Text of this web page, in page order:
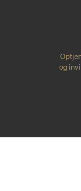
og